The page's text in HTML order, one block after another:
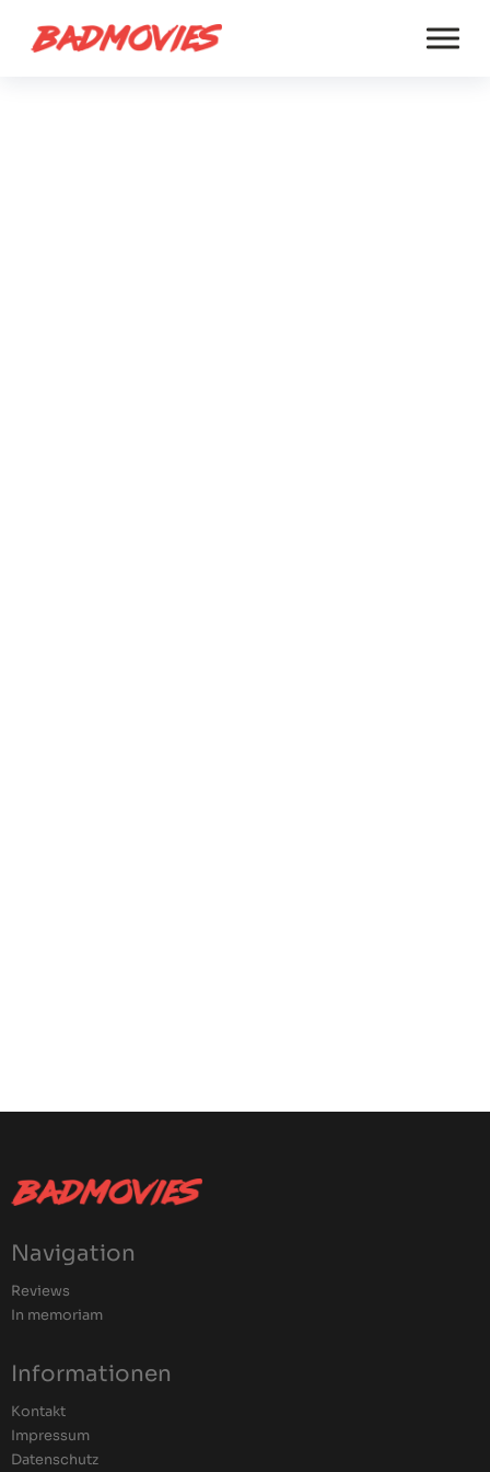
Navigation
Reviews
In memoriam
Informationen
Kontakt
Impressum
Datenschutz